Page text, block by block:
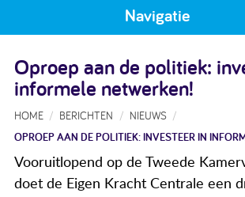
Navigatie
Plan maken
Training
Voor wie
Oproep aan de politiek:
informele netwerken!
HOME BERICHTEN
NIEUWS
OPROEP AAN DE POLITIEK: INVESTEER IN
Vooruitlopend op de Tweede
doet de Eigen Kracht Centrale een